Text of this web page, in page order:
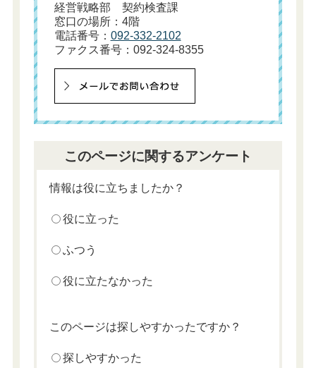
経営戦略部 契約検査課
窓口の場所：4階
電話番号： 092-332-2102
ファクス番号：092-324-8355
このページに関するアンケート
情報は役に立ちましたか？
役に立った
ふつう
役に立たなかった
このページは探しやすかったですか？
探しやすかった